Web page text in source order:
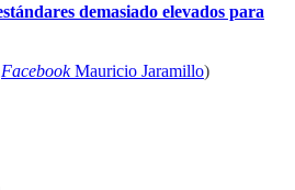
demasiado elevados para
FacebookMauricio Jaramillo)